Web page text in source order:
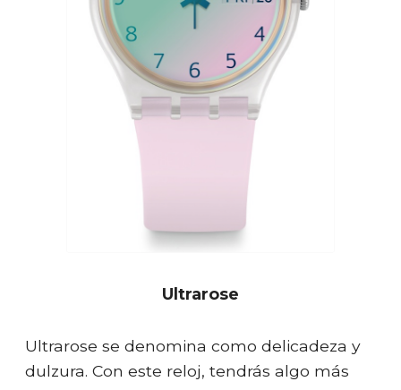
Ultrarose
Ultrarose se denomina como delicadeza y
dulzura. Con este reloj, tendrás algo más